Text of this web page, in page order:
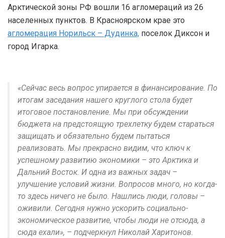
Арктической зоны РФ вошли 16 агломераций из 26
населенных пунктов. В Красноярском крае это
агломерация Норильск – Дудинка, поселок Диксон и
город Игарка.
«Сейчас весь вопрос упирается в финансирование. По
итогам заседания нашего круглого стола будет
итоговое постановление. Мы при обсуждении
бюджета на предстоящую трехлетку будем стараться
защищать и обязательно будем пытаться
реализовать. Мы прекрасно видим, что ключ к
успешному развитию экономики – это Арктика и
Дальний Восток. И одна из важных задач –
улучшение условий жизни. Вопросов много, но когда-
то здесь ничего не было. Нашлись люди, головы –
оживили. Сегодня нужно ускорить социально-
экономическое развитие, чтобы люди не отсюда, а
сюда ехали», – подчеркнул Николай Харитонов.